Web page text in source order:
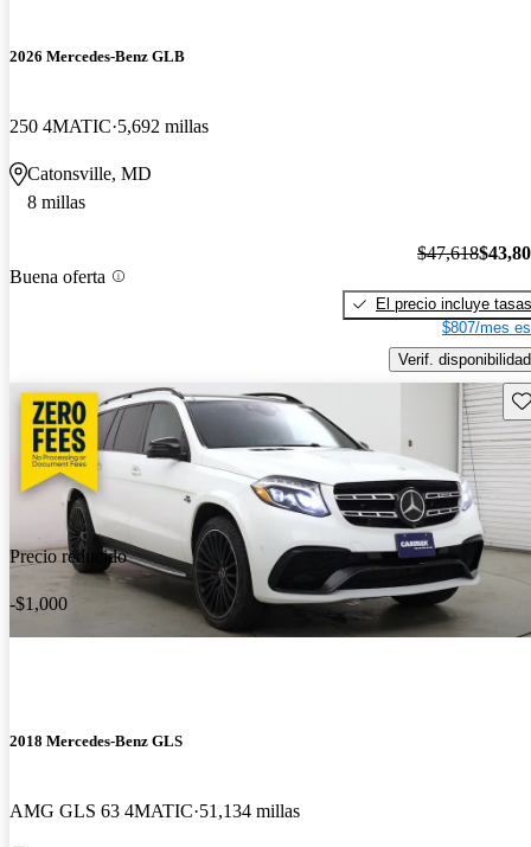
2026 Mercedes-Benz GLB
250 4MATIC 5,692 millas
Catonsville, MD
8 millas
Buena oferta
$47,618
El precio incluye tasas
$807/mes
Verif. disponibilidad
Precio reducido
-$1,000
2018 Mercedes-Benz GLS
AMG GLS 63 4MATIC 51,134 millas